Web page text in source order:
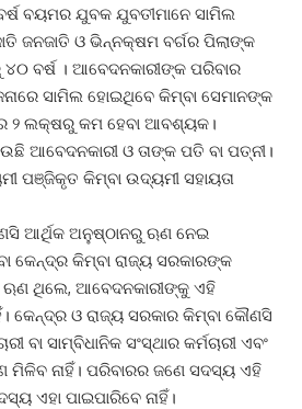
ବୟମର ଯୁବକ ଯୁବତୀମାନେ ସାମିଲ
ଜନଜାତି ଓ ଭିନ୍ନକ୍ଷମ ବର୍ଗର ପିଲାଙ୍କ
୪୦ ବର୍ଷ । ଆବେଦନକାରୀଙ୍କ ପରିବାର
ସାମିଲ ହୋଇଥିବେ କିମ୍ବା ସେମାନଙ୍କ
୨ ଲକ୍ଷରୁ କମ ହେବା ଆବଶ୍ୟକ।
ଆବେଦନକାରୀ ଓ ତାଙ୍କ ପତି ବା ପତ୍ନୀ।
ପଞ୍ଜିକୃତ କିମ୍ବା ଉଦ୍ୟମୀ ସହାୟତା
ଆର୍ଥିକ ଅନୁଷ୍ଠାନରୁ ଋଣ ନେଇ
କେନ୍ଦ୍ର କିମ୍ବା ରାଜ୍ୟ ସରକାରଙ୍କ
ଥିଲେ, ଆବେଦନକାରୀଙ୍କୁ ଏହି
କେନ୍ଦ୍ର ଓ ରାଜ୍ୟ ସରକାର କିମ୍ବା କୌଣସି
ବା ସାମ୍ବିଧାନିକ ସଂସ୍ଥାର କର୍ମଚାରୀ ଏବଂ
ମିଳିବ ନାହିଁ। ପରିବାରର ଜଣେ ସଦସ୍ୟ ଏହି
ଏହା ପାଇପାରିବେ ନାହିଁ।